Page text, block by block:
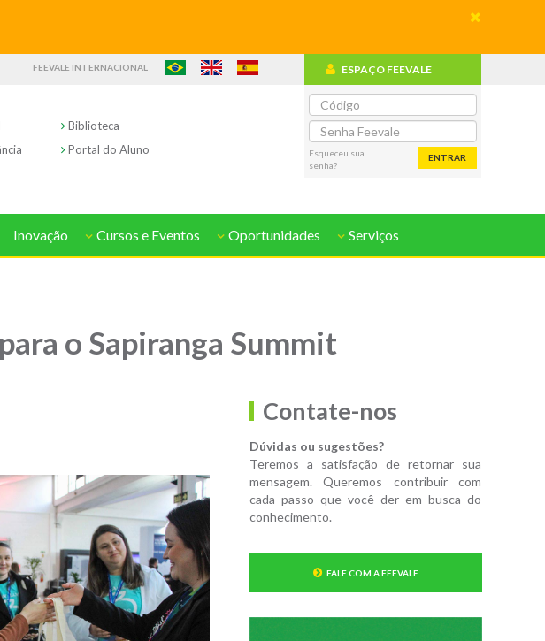
FEEVALE INTERNACIONAL
Biblioteca
Portal do Aluno
ESPAÇO FEEVALE
Esqueceu sua
senha?
ENTRAR
Inovação Cursos e Eventos Oportunidades Serviços
o Sapiranga Summit
Contate-nos
Dúvidas ou sugestões?
Teremos a satisfação de retornar sua
mensagem. Queremos contribuir com
cada passo que você der em busca do
conhecimento.
FALE COM A FEEVALE